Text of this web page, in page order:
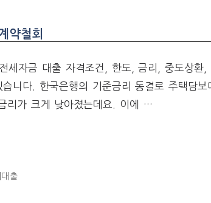
약철회
세자금 대출 자격조건, 한도, 금리, 중도상환,
니다. 한국은행의 기준금리 동결로 주택담
리가 크게 낮아졌는데요. 이에 …
출